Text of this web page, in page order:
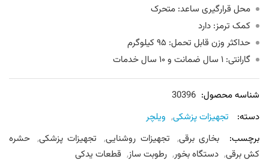
محل قرارگیری ساعد: متحرک
کمک ترمز: دارد
حداکثر وزن قابل تحمل: ۹۵ کیلوگرم
گارانتی: ۱ سال ضمانت و ۱۰ سال خدمات
شناسه محصول: 30396
دسته:
تجهیزات پزشکی, ویلچر
برچسب:
بخاری برقی, تجهیزات روشنایی, تجهیزات پزشکی, حشره
کش برقی, دستگاه بخور, رطوبت ساز, قطعات یدکی